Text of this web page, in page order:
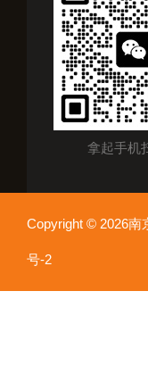
拿起手机
Copyright © 2026
号-2